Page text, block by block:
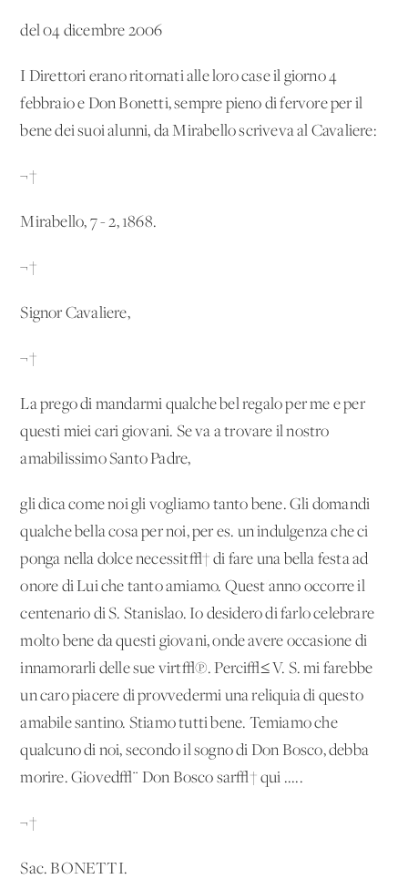
del 04 dicembre 2006
I Direttori erano ritornati alle loro case il giorno 4
febbraio e Don Bonetti, sempre pieno di fervore per il
bene dei suoi alunni, da Mirabello scriveva al Cavaliere:
¬†
Mirabello, 7 - 2, 1868.
¬†
Signor Cavaliere,
¬†
La prego di mandarmi qualche bel regalo per me e per
questi miei cari giovani. Se va a trovare il nostro
amabilissimo Santo Padre,
gli dica come noi gli vogliamo tanto bene. Gli domandi
qualche bella cosa per noi, per es. un'indulgenza che ci
ponga nella dolce necessit√† di fare una bella festa ad
onore di Lui che tanto amiamo. Quest'anno occorre il
centenario di S. Stanislao. Io desidero di farlo celebrare
molto bene da questi giovani, onde avere occasione di
innamorarli delle sue virt√π. Perci√≤ V. S. mi farebbe
un caro piacere di provvedermi una reliquia di questo
amabile santino. Stiamo tutti bene. Temiamo che
qualcuno di noi, secondo il sogno di Don Bosco, debba
morire. Gioved√¨ Don Bosco sar√† qui .....
¬†
Sac. BONETTI.